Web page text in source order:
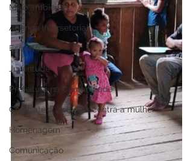
Meio ambiente
Agenda intersetorial
Esporte
Juventude
Prefeitura na Comunidade
Combate à violência contra a mulher
Homenagem
Comunicação